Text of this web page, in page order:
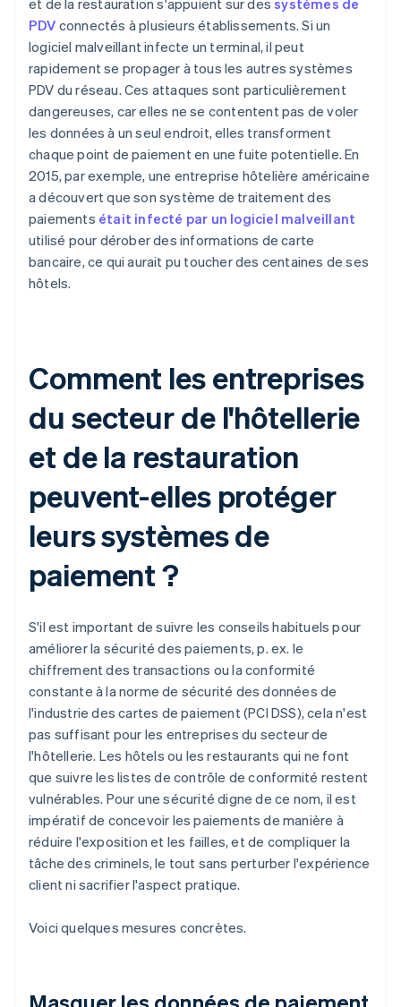
et de la restauration s'appuient sur dessystèmes de
PDV connectés à plusieurs établissements. Si un
logiciel malveillant infecte un terminal, il peut
rapidement se propager à tous les autres systèmes
PDV du réseau. Ces attaques sont particulièrement
dangereuses, car elles ne se contentent pas de voler
les données à un seul endroit, elles transforment
chaque point de paiement en une fuite potentielle. En
2015, par exemple, une entreprise hôtelière américaine
a découvert que son système de traitement des
paiements était infecté par un logiciel malveillant
utilisé pour dérober des informations de carte
bancaire, ce qui aurait pu toucher des centaines de ses
hôtels.
Comment les entreprises
du secteur de l'hôtellerie
et de la restauration
peuvent-elles protéger
leurs systèmes de
paiement ?
S'il est important de suivre les conseils habituels pour
améliorer la sécurité des paiements, p. ex. le
chiffrement des transactions ou la conformité
constante à la norme de sécurité des données de
l'industrie des cartes de paiement (PCI DSS), cela n'est
pas suffisant pour les entreprises du secteur de
l'hôtellerie. Les hôtels ou les restaurants qui ne font
que suivre les listes de contrôle de conformité restent
vulnérables. Pour une sécurité digne de ce nom, il est
impératif de concevoir les paiements de manière à
réduire l'exposition et les failles, et de compliquer la
tâche des criminels, le tout sans perturber l'expérience
client ni sacrifier l'aspect pratique.
Voici quelques mesures concrètes.